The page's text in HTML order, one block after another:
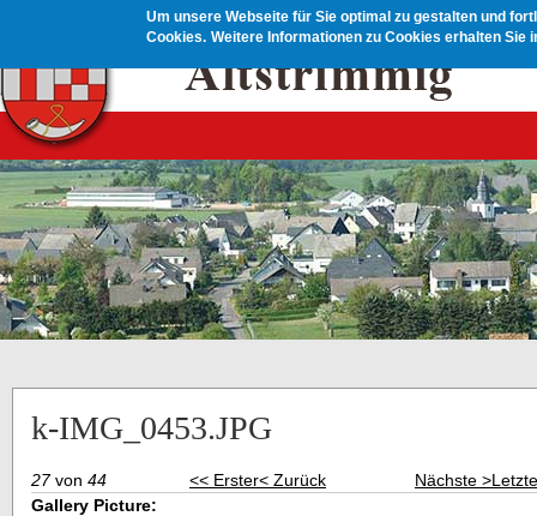
Um unsere Webseite für Sie optimal zu gestalten und
Cookies. Weitere Informationen zu Cookies erhalten Sie
k-IMG_0453.JPG
27von 44 << Erster< Zurück Nächste >
Gallery Picture: